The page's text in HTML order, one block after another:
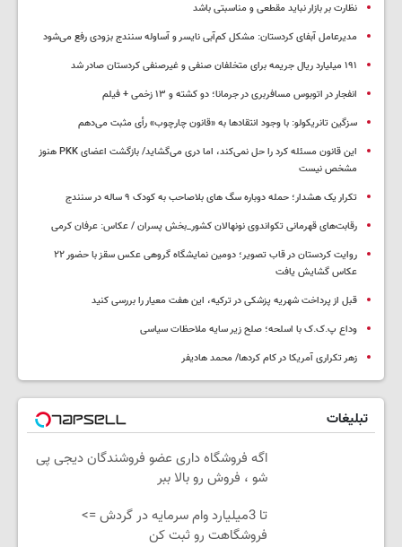
نظارت بر بازار نباید مقطعی و مناسبتی باشد
مدیرعامل آبفای کردستان: مشکل کم‌آبی نایسر و آساوله سنندج بزودی رفع می‌شود
۱۹۱ میلیارد ریال جریمه برای متخلفان صنفی و غیرصنفی کردستان صادر شد
انفجار در اتوبوس مسافربری در جرمانا؛ دو کشته و ۱۳ زخمی + فیلم
سزگین تانریکولو: با وجود انتقادها به «قانون چارچوب» رأی مثبت می‌دهم
این قانون مسئله کرد را حل نمی‌کند، اما دری می‌گشاید/ بازگشت اعضای PKK هنوز
مشخص نیست
تکرار یک هشدار؛ حمله دوباره سگ های بلاصاحب به کودک ۹ ساله در سنندج
رقابت‌های قهرمانی تکواندوی نونهالان کشور_بخش پسران / عکاس: عرفان کرمی
روایت کردستان در قاب تصویر؛ دومین نمایشگاه گروهی عکس سقز با حضور ۲۲
عکاس گشایش یافت
قبل از پرداخت شهریه پزشکی در ترکیه، این هفت معیار را بررسی کنید
وداع پ.ک.ک با اسلحه؛ صلح زیر سایه ملاحظات سیاسی
زهر تکراری آمریکا در کام کردها/ محمد هادیفر
تبلیغات
اگه فروشگاه داری عضو فروشندگان دیجی پی
شو ، فروش رو بالا ببر
تا 3میلیارد وام سرمایه در گردش =>
فروشگاهت رو ثبت کن